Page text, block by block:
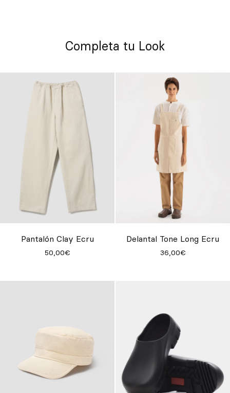
Completa tu Look
Pantalón Clay Ecru
50,00€
Delantal Tone Long Ecru
36,00€